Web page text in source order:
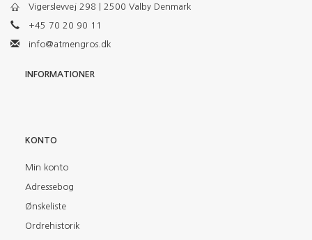
Vigerslevvej 298 | 2500 Valby Denmark
+45 70 20 90 11
info@atmengros.dk
INFORMATIONER
KONTO
Min konto
Adressebog
Ønskeliste
Ordrehistorik